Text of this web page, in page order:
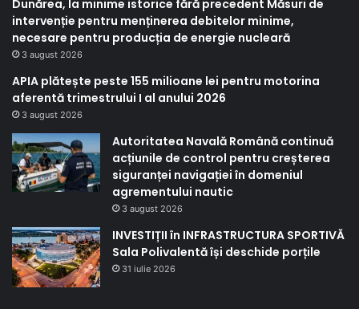
Dunărea, la minime istorice fără precedent Măsuri de
intervenție pentru menținerea debitelor minime,
necesare pentru producția de energie nucleară
3 august 2026
APIA plătește peste 155 milioane lei pentru motorina
aferentă trimestrului I al anului 2026
3 august 2026
Autoritatea Navală Română continuă
acțiunile de control pentru creșterea
siguranței navigației în domeniul
agrementului nautic
3 august 2026
INVESTIȚII în INFRASTRUCTURA SPORTIVĂ
Sala Polivalentă își deschide porțile
31 iulie 2026